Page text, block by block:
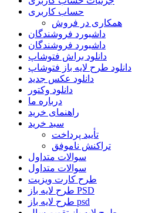
حساب کاربری
همکاری در فروش
داشبورد فروشندگان
داشبورد فروشندگان
دانلود براش فتوشاپ
دانلود طرح لایه باز فتوشاپ
دانلود عکس جدید
دانلود وکتور
درباره ما
راهنمای خرید
سبد خرید
تأیید پرداخت
تراکنش ناموفق
سوالات متداول
سوالات متداول
طرح کارت ویزیت
طرح لایه باز PSD
طرح لایه باز psd